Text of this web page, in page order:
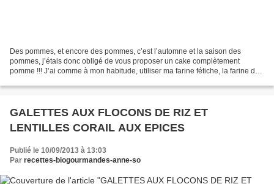
Des pommes, et encore des pommes, c’est l’automne et la saison des
pommes, j’étais donc obligé de vous proposer un cake complètement
pomme !!! J’ai comme à mon habitude, utiliser ma farine fétiche, la farine de
GALETTES AUX FLOCONS DE RIZ ET
LENTILLES CORAIL AUX EPICES
Publié le 10/09/2013 à 13:03
Par recettes-biogourmandes-anne-so